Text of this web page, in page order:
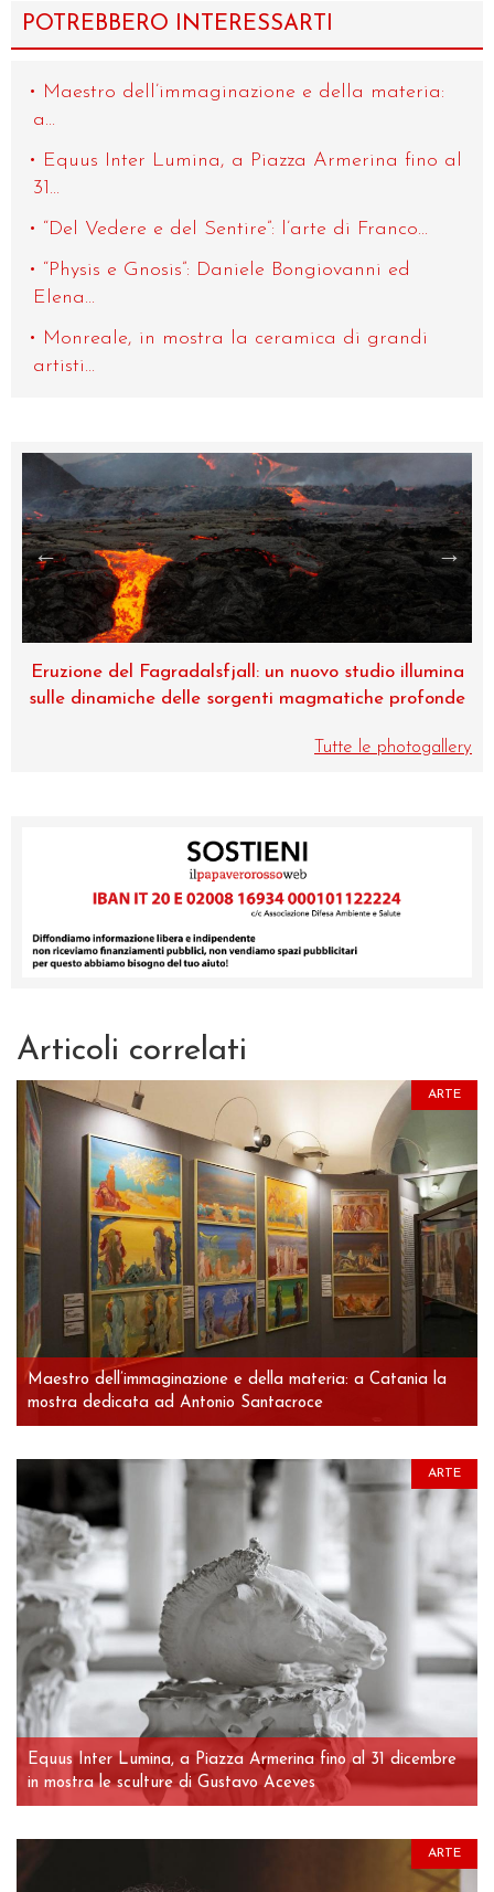
POTREBBERO INTERESSARTI
Maestro dell’immaginazione e della materia:
a...
Equus Inter Lumina, a Piazza Armerina fino al
31...
“Del Vedere e del Sentire”: l’arte di Franco...
“Physis e Gnosis”: Daniele Bongiovanni ed
Elena...
Monreale, in mostra la ceramica di grandi
artisti...
Museo di Zoologia, una perla dell’Università di
Catania
Tutte le photogallery
Articoli correlati
ARTE
Maestro dell’immaginazione e della materia: a Catania la
mostra dedicata ad Antonio Santacroce
ARTE
Equus Inter Lumina, a Piazza Armerina fino al 31 dicembre
in mostra le sculture di Gustavo Aceves
ARTE